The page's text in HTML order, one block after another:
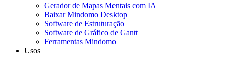
Gerador de Mapas Mentais com IA
Baixar Mindomo Desktop
Software de Estruturação
Software de Gráfico de Gantt
Ferramentas Mindomo
Usos